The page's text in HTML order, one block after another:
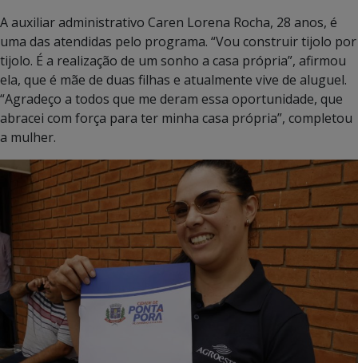
A auxiliar administrativo Caren Lorena Rocha, 28 anos, é
uma das atendidas pelo programa. “Vou construir tijolo por
tijolo. É a realização de um sonho a casa própria”, afirmou
ela, que é mãe de duas filhas e atualmente vive de aluguel.
“Agradeço a todos que me deram essa oportunidade, que
abracei com força para ter minha casa própria”, completou
a mulher.